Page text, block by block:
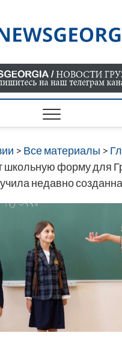
> Все материалы >
школьную форму для
недавно